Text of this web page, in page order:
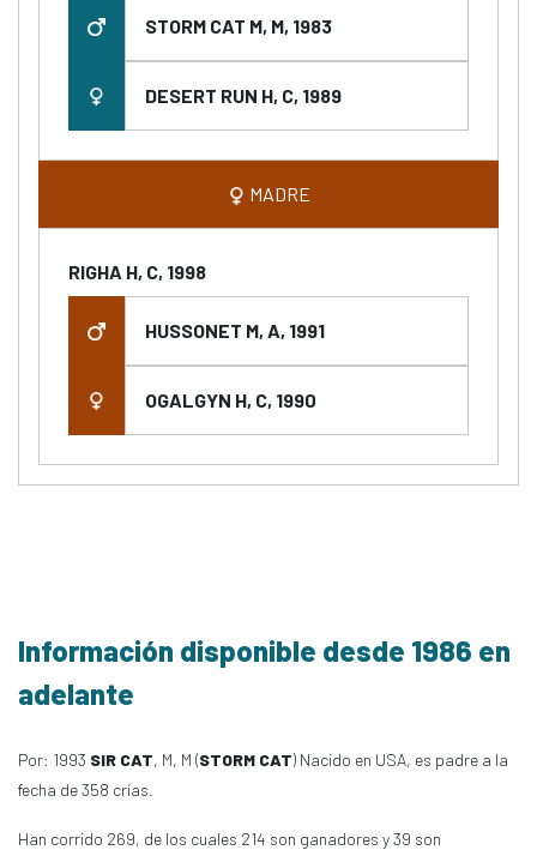
STORM CAT M, M, 1983
DESERT RUN H, C, 1989
MADRE
RIGHA H, C, 1998
HUSSONET M, A, 1991
OGALGYN H, C, 1990
Información disponible desde 1986 en
adelante
Por: 1993 SIR CAT, M, M (STORM CAT) Nacido en USA, es padre a la
fecha de 358 crías.
Han corrido 269, de los cuales 214 son ganadores y 39 son